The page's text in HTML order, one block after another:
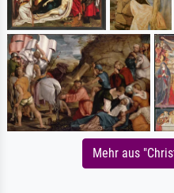
Mehr aus